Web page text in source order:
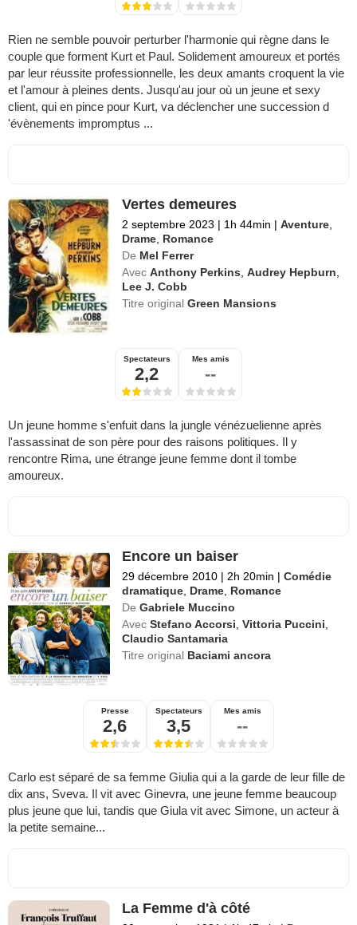
Rien ne semble pouvoir perturber l'harmonie qui règne dans le
couple que forment Kurt et Paul. Solidement amoureux et portés
par leur réussite professionnelle, les deux amants croquent la vie
et l'amour à pleines dents. Jusqu'au jour où un jeune et sexy
client, qui en pince pour Kurt, va déclencher une succession d
'évènements impromptus ...
Vertes demeures
2 septembre 2023 | 1h 44min | Aventure
Drame Romance
De Mel Ferrer
Avec Anthony Perkins ,Audrey Hepburn
Lee J. Cobb
Titre originalGreen Mansions
Spectateurs
2,2
Mes amis
--
Un jeune homme s'enfuit dans la jungle vénézuelienne après
l'assassinat de son père pour des raisons politiques. Il y
rencontre Rima, une étrange jeune femme dont il tombe
amoureux.
Encore un baiser
29 décembre 2010 | 2h 20min | Comédie
dramatique Drame Romance
De Gabriele Muccino
Avec Stefano Accorsi ,Vittoria Puccini
Claudio Santamaria
Titre original Baciami ancora
Presse
2,6
Spectateurs
3,5
Mes amis
--
Carlo est séparé de sa femme Giulia qui a la garde de leur fille de
dix ans, Sveva. Il vit avec Ginevra, une jeune femme beaucoup
plus jeune que lui, tandis que Giula vit avec Simone, un acteur à
la petite semaine...
La Femme d'à côté